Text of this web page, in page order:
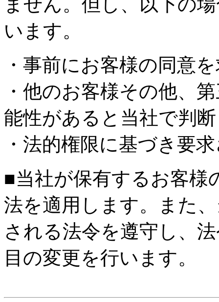
います。
・事前にお客様の同意
・他のお客様その他、
能性があると当社で判
・法的権限に基づき要
■当社が保有するお客様
法を適用します。また
される法令を遵守し、
目の変更を行います。